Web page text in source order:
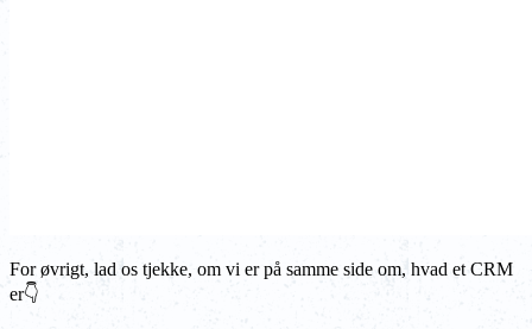
For øvrigt, lad os tjekke, om vi er på samme side om, hvad et CRM
er👇